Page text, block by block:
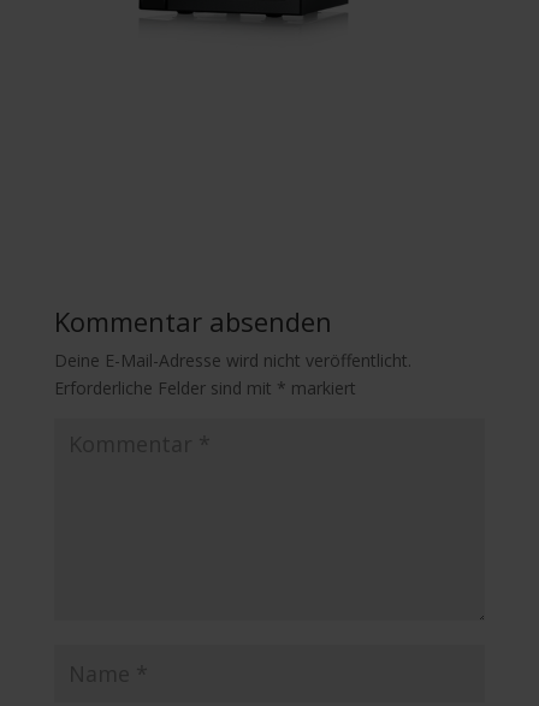
Kommentar absenden
Deine E-Mail-Adresse wird nicht veröffentlicht.
Erforderliche Felder sind mit * markiert